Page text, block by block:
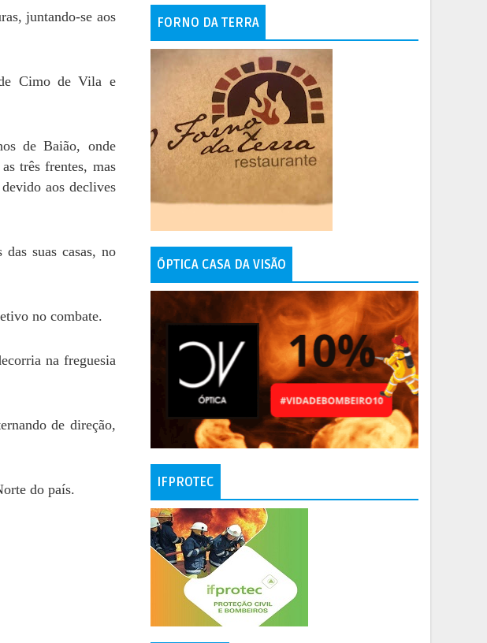
juntando-se aos
Cimo de Vila e
de Baião, onde
três frentes, mas
aos declives
suas casas, no
no combate.
na freguesia
de direção,
do país.
FORNO DA TERRA
ÓPTICA CASA DA VISÃO
IFPROTEC